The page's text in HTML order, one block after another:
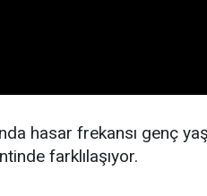
hasar frekansı genç
farklılaşıyor.